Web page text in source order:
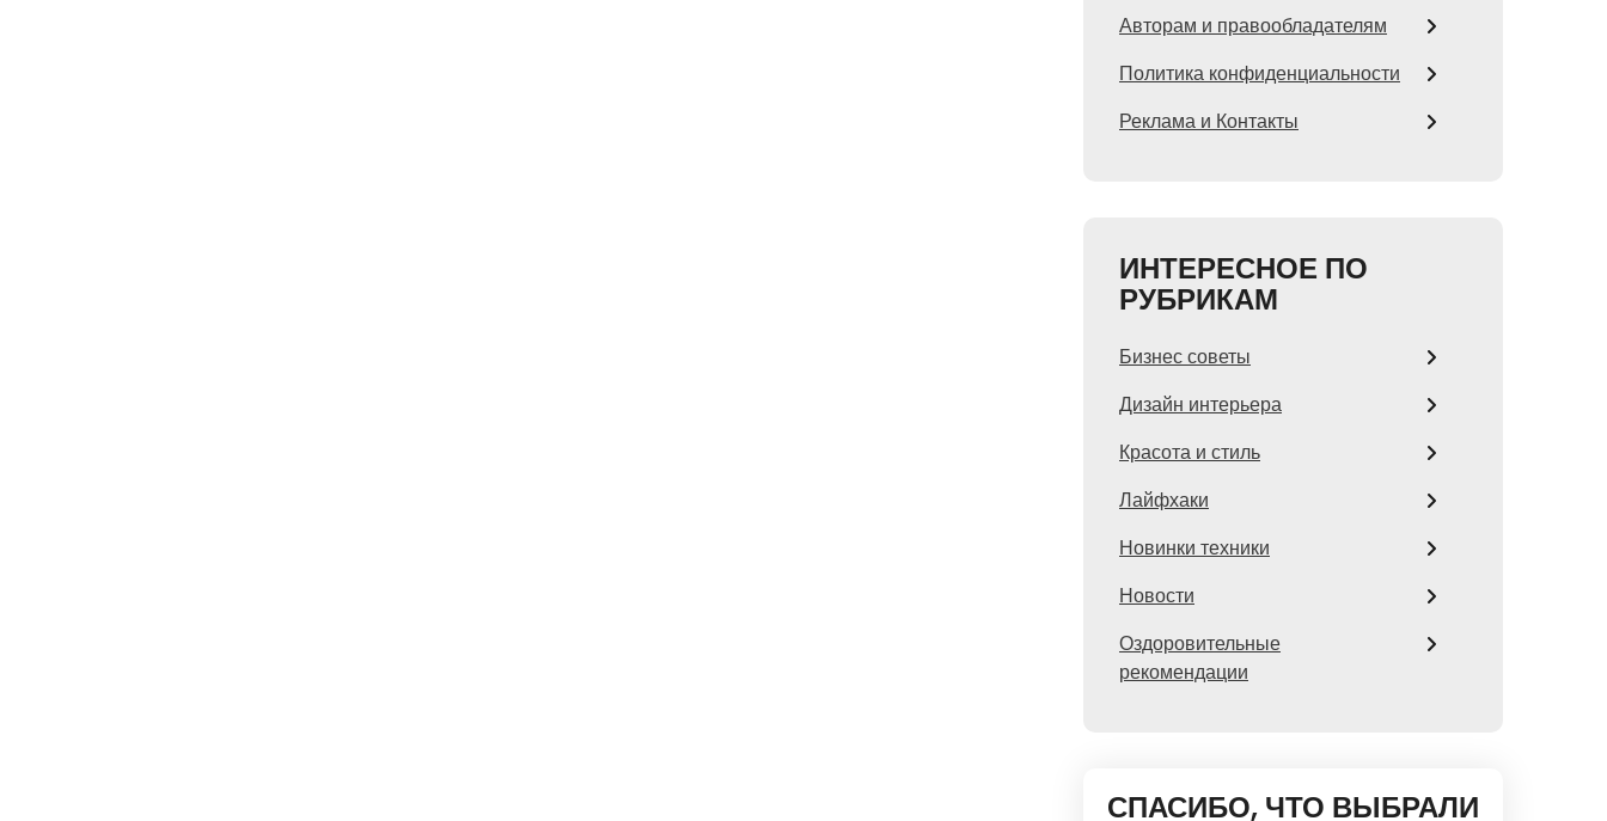
Авторам и правообладателям
Политика конфиденциальности
Реклама и Контакты
ИНТЕРЕСНОЕ ПО
РУБРИКАМ
Бизнес советы
Дизайн интерьера
Красота и стиль
Лайфхаки
Новинки техники
Новости
Оздоровительные
рекомендации
СПАСИБО, ЧТО ВЫБРАЛИ